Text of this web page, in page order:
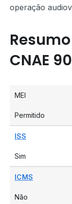
operação
CNAE
MEI
Permitido
ISS
Sim
ICMS
Não